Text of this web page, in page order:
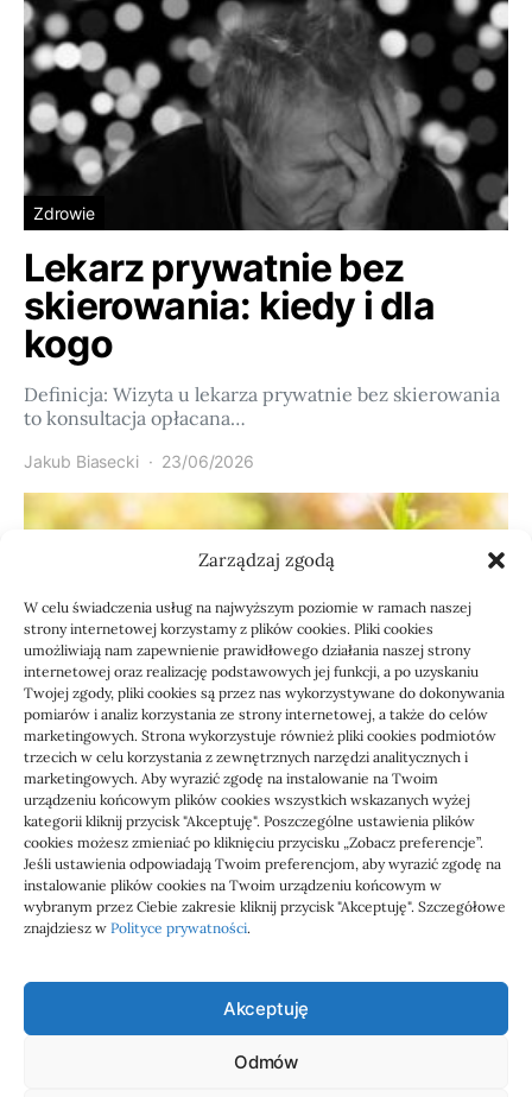
Zarządzaj zgodą
W celu świadczenia usług na najwyższym poziomie w ramach naszej
strony internetowej korzystamy z plików cookies. Pliki cookies
umożliwiają nam zapewnienie prawidłowego działania naszej strony
internetowej oraz realizację podstawowych jej funkcji, a po uzyskaniu
Twojej zgody, pliki cookies są przez nas wykorzystywane do dokonywania
pomiarów i analiz korzystania ze strony internetowej, a także do celów
marketingowych. Strona wykorzystuje również pliki cookies podmiotów
trzecich w celu korzystania z zewnętrznych narzędzi analitycznych i
marketingowych. Aby wyrazić zgodę na instalowanie na Twoim
urządzeniu końcowym plików cookies wszystkich wskazanych wyżej
kategorii kliknij przycisk "Akceptuję". Poszczególne ustawienia plików
cookies możesz zmieniać po kliknięciu przycisku „Zobacz preferencje”.
Jeśli ustawienia odpowiadają Twoim preferencjom, aby wyrazić zgodę na
instalowanie plików cookies na Twoim urządzeniu końcowym w
wybranym przez Ciebie zakresie kliknij przycisk "Akceptuję". Szczegółowe
znajdziesz w Polityce prywatności.
Akceptuję
Odmów
Zdrowie
Lekarz prywatnie bez
skierowania: kiedy i dla
kogo
Definicja: Wizyta u lekarza prywatnie bez skierowania
to konsultacja opłacana…
Jakub Biasecki 23/06/2026
Usługi
Jak sprawdzić przejęcie
zaległości przez biuro
Definicja: Weryfikacja, czy nowe biuro rachunkowe
przejmie zaległości w dokumentach,…
Admar